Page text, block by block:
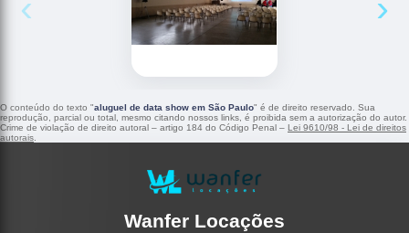
O conteúdo do texto "aluguel de data show em São Paulo" é de direito reservado. Sua
reprodução, parcial ou total, mesmo citando nossos links, é proibida sem a autorização do autor.
Crime de violação de direito autoral – artigo 184 do Código Penal – Lei 9610/98 - Lei de direitos
autorais
Wanfer Locações